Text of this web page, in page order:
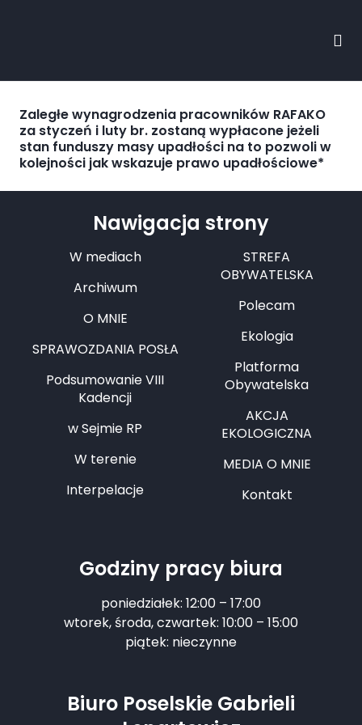
Zaległe wynagrodzenia pracowników RAFAKO
za styczeń i luty br. zostaną wypłacone jeżeli
stan funduszy masy upadłości na to pozwoli w
kolejności jak wskazuje prawo upadłościowe*
Nawigacja strony
W mediach
Archiwum
O MNIE
SPRAWOZDANIA POSŁA
Podsumowanie VIII
Kadencji
w Sejmie RP
W terenie
Interpelacje
STREFA
OBYWATELSKA
Polecam
Ekologia
Platforma
Obywatelska
AKCJA
EKOLOGICZNA
MEDIA O MNIE
Kontakt
Godziny pracy biura
poniedziałek: 12:00 – 17:00
wtorek, środa, czwartek: 10:00 – 15:00
piątek: nieczynne
Biuro Poselskie Gabrieli